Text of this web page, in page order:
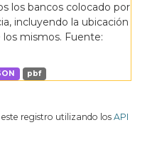
los bancos colocado por
incluyendo la ubicación
mismos. Fuente:
pbf
registro utilizando los API